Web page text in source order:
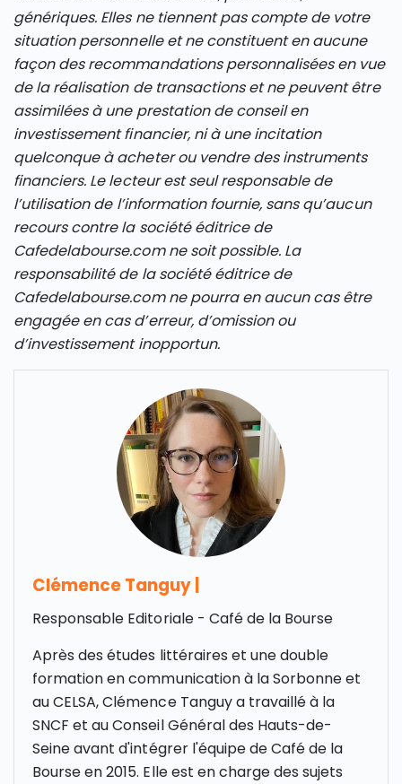
génériques. Elles ne tiennent pas compte de votre
situation personnelle et ne constituent en aucune
façon des recommandations personnalisées en vue
de la réalisation de transactions et ne peuvent être
assimilées à une prestation de conseil en
investissement financier, ni à une incitation
quelconque à acheter ou vendre des instruments
financiers. Le lecteur est seul responsable de
l’utilisation de l’information fournie, sans qu’aucun
recours contre la société éditrice de
Cafedelabourse.com ne soit possible. La
responsabilité de la société éditrice de
Cafedelabourse.com ne pourra en aucun cas être
engagée en cas d’erreur, d’omission ou
d’investissement inopportun.
Clémence Tanguy
Responsable Editoriale - Café de la Bourse
Après des études littéraires et une double
formation en communication à la Sorbonne et
au CELSA, Clémence Tanguy a travaillé à la
SNCF et au Conseil Général des Hauts-de-
Seine avant d'intégrer l'équipe de Café de la
Bourse en 2015. Elle est en charge des sujets